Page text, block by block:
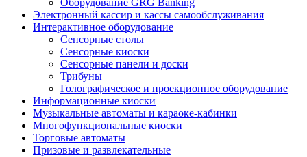
Оборудование GRG Banking
Электронный кассир и кассы самообслуживания
Интерактивное оборудование
Сенсорные столы
Сенсорные киоски
Сенсорные панели и доски
Трибуны
Голографическое и проекционное оборудование
Информационные киоски
Музыкальные автоматы и караоке-кабинки
Многофункциональные киоски
Торговые автоматы
Призовые и развлекательные